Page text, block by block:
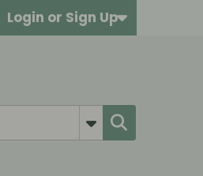
Login or Sign Up